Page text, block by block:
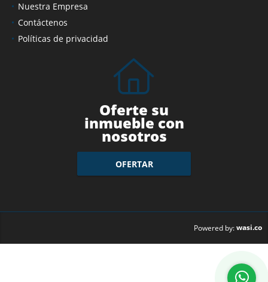
Nuestra Empresa
Contáctenos
Políticas de privacidad
Oferte su
inmueble con
nosotros
OFERTAR
Powered by:wasi.co